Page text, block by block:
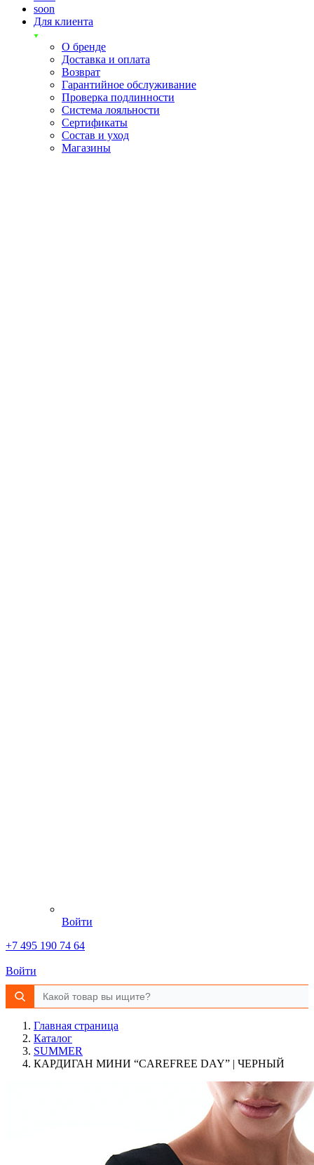
soon
Для клиента
О бренде
Доставка и оплата
Возврат
Гарантийное обслуживание
Проверка подлинности
Система лояльности
Сертификаты
Состав и уход
Магазины
Войти
+7 495 190 74 64
Войти
Главная страница
Каталог
SUMMER
КАРДИГАН МИНИ “CAREFREE DAY” | ЧЕРНЫЙ